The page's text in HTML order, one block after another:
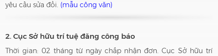
yêu cầu sửa đổi. (mẫu công văn)
2. Cục Sở hữu trí tuệ đăng công báo
Thời gian: 02 tháng từ ngày chấp nhận đơn. Cục Sở hữu trí